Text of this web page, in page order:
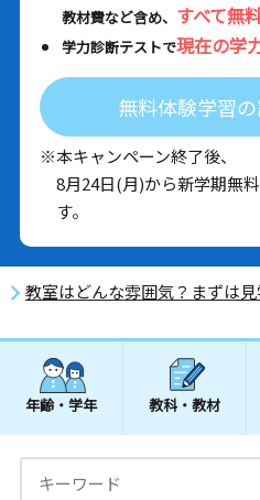
教材費など含め、 すべて無
学力診断テストで現在の学
無料体験学習
※本キャンペーン終了後、
8月24日(月)から新学期無
す。
教室はどんな雰囲気？まずは見
年齢・学年 教科・教材